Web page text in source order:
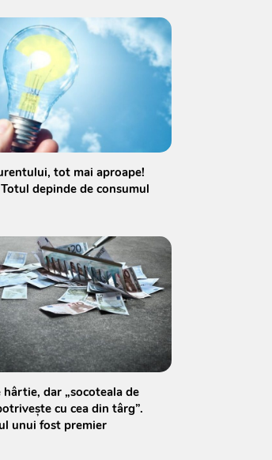
tot mai aproape!
depinde de consumul
dar „socoteala de
cu cea din târg”.
unui fost premier